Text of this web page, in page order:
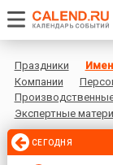
Праздники
Компании
Экспертные
СЕГОДНЯ